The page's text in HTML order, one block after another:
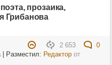
прозаика,
Грибанова
2 653
0
| Разместил: Редакторот